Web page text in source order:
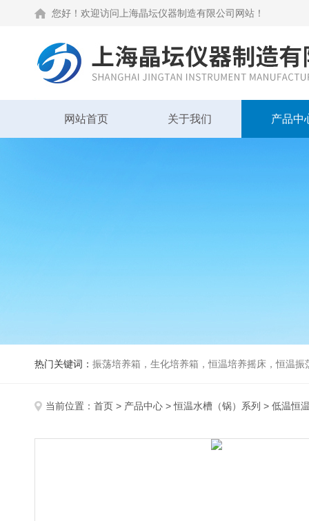
您好！欢迎访问上海晶坛仪器制造有限公司网站！
网站首页 关于我们 产品中
热门关键词： 振荡培养箱，生化培养箱，恒温培养摇床，恒温振荡器
当前位置： 首页 > 产品中心 >恒温水槽（锅）系列 > 低温恒